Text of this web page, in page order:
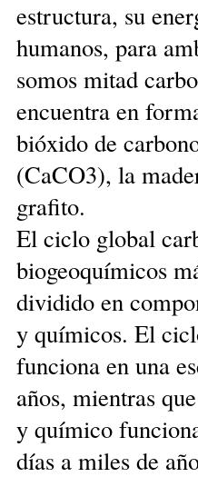
estructura, su
humanos, para
somos mi­tad
encuentra en
bióxido de
(CaCO3), la
grafito.
El ciclo global
biogeoquími­cos
dividido en
y químicos. El
funciona en una
años, mientras
y químico
días a miles de